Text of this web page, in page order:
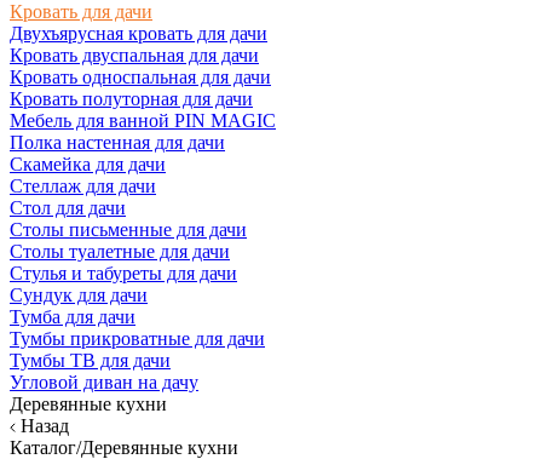
Кровать для дачи
Двухъярусная кровать для дачи
Кровать двуспальная для дачи
Кровать односпальная для дачи
Кровать полуторная для дачи
Мебель для ванной PIN MAGIC
Полка настенная для дачи
Скамейка для дачи
Стеллаж для дачи
Стол для дачи
Столы письменные для дачи
Столы туалетные для дачи
Стулья и табуреты для дачи
Сундук для дачи
Тумба для дачи
Тумбы прикроватные для дачи
Тумбы ТВ для дачи
Угловой диван на дачу
Деревянные кухни
Назад
Каталог/Деревянные кухни